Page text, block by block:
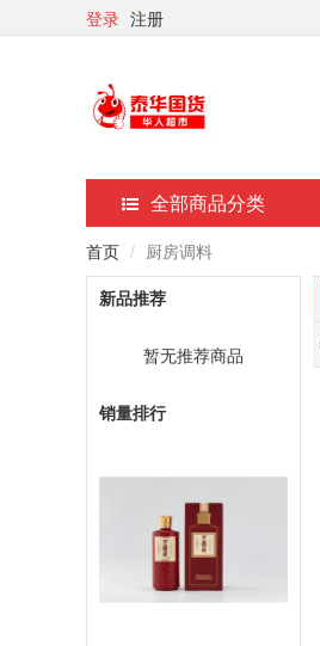
登录 注册
全部商品分类
首页
厨房调料
新品推荐
暂无推荐商品
销量排行